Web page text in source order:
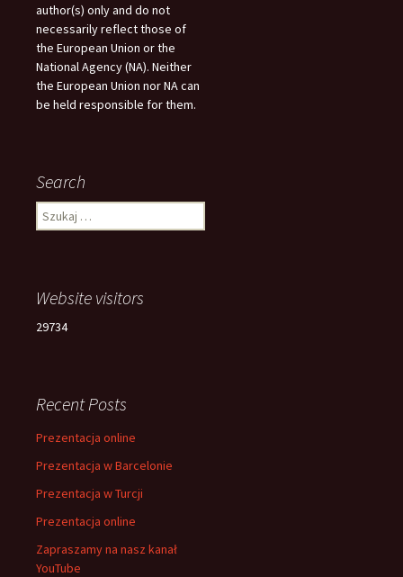
author(s) only and do not
necessarily reflect those of
the European Union or the
National Agency (NA). Neither
the European Union nor NA can
be held responsible for them.
Search
Szukaj:
Website visitors
29734
Recent Posts
Prezentacja online
Prezentacja w Barcelonie
Prezentacja w Turcji
Prezentacja online
Zapraszamy na nasz kanał
YouTube